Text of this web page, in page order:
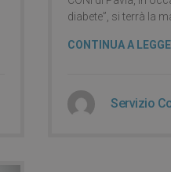
diabete”, si terrà la
CONTINUA A
Servizio